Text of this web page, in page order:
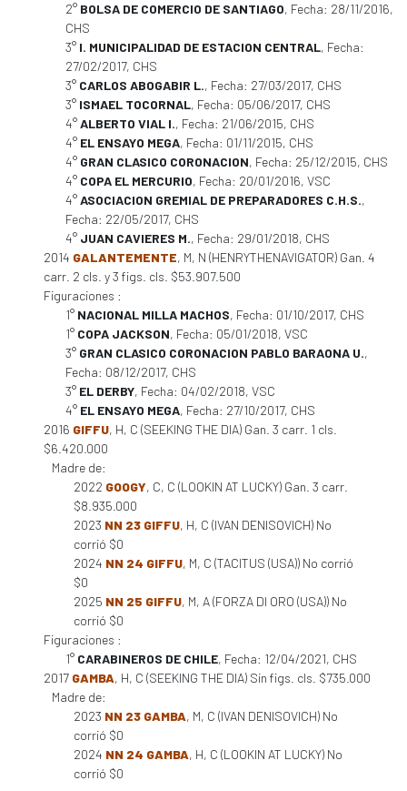
2° BOLSA DE COMERCIO DE SANTIAGO, Fecha: 28/11/2016,
CHS
3° I. MUNICIPALIDAD DE ESTACION CENTRAL, Fecha:
27/02/2017, CHS
3° CARLOS ABOGABIR L., Fecha: 27/03/2017, CHS
3° ISMAEL TOCORNAL, Fecha: 05/06/2017, CHS
4°ALBERTO VIAL I., Fecha: 21/06/2015, CHS
4° EL ENSAYO MEGA, Fecha: 01/11/2015, CHS
4° GRAN CLASICO CORONACION, Fecha: 25/12/2015, CHS
4° COPA EL MERCURIO, Fecha: 20/01/2016, VSC
4°ASOCIACION GREMIAL DE PREPARADORES C.H.S.,
Fecha: 22/05/2017, CHS
4° JUAN CAVIERES M., Fecha: 29/01/2018, CHS
2014 GALANTEMENTE, M, N (HENRYTHENAVIGATOR) Gan. 4
carr. 2 cls. y 3 figs. cls. $53.907.500
Figuraciones :
1° NACIONAL MILLA MACHOS, Fecha: 01/10/2017, CHS
1° COPA JACKSON, Fecha: 05/01/2018, VSC
3° GRAN CLASICO CORONACION PABLO BARAONA U.,
Fecha: 08/12/2017, CHS
3° EL DERBY, Fecha: 04/02/2018, VSC
4° EL ENSAYO MEGA, Fecha: 27/10/2017, CHS
2016 GIFFU, H, C (SEEKING THE DIA) Gan. 3 carr. 1 cls.
$6.420.000
Madre de:
2022 GOOGY, C, C (LOOKIN AT LUCKY) Gan. 3 carr.
$8.935.000
2023 NN 23 GIFFU, H, C (IVAN DENISOVICH) No
corrió $0
2024 NN 24 GIFFU, M, C (TACITUS (USA)) No corrió
$0
2025 NN 25 GIFFU, M, A (FORZA DI ORO (USA)) No
corrió $0
Figuraciones :
1° CARABINEROS DE CHILE, Fecha: 12/04/2021, CHS
2017 GAMBA, H, C (SEEKING THE DIA) Sin figs. cls. $735.000
Madre de:
2023 NN 23 GAMBA, M, C (IVAN DENISOVICH) No
corrió $0
2024 NN 24 GAMBA, H, C (LOOKIN AT LUCKY) No
corrió $0